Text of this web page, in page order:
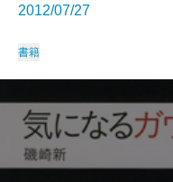
2012/07/27
書籍